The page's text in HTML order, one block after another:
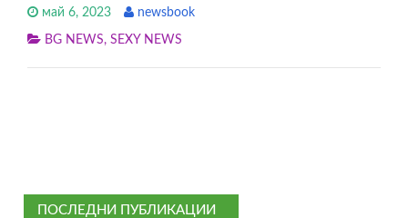
май 6, 2023 newsbook
BG NEWS, SEXY NEWS
ПОСЛЕДНИ ПУБЛИКАЦИИ